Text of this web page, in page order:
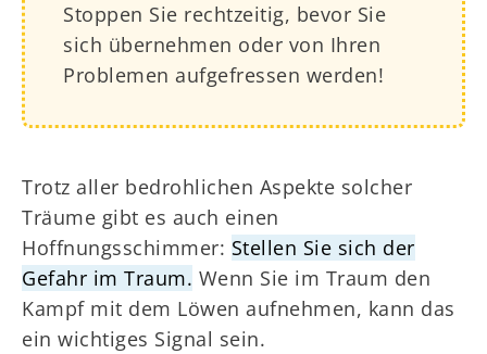
Stoppen Sie rechtzeitig, bevor Sie
sich übernehmen oder von Ihren
Problemen aufgefressen werden!
Trotz aller bedrohlichen Aspekte solcher
Träume gibt es auch einen
Hoffnungsschimmer: Stellen Sie sich der
Gefahr im Traum. Wenn Sie im Traum den
Kampf mit dem Löwen aufnehmen, kann das
ein wichtiges Signal sein.